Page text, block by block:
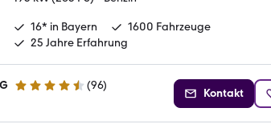
16* in Bayern
1600 Fahrzeuge
25 Jahre Erfahrung
4.7 Sterne (96)
Kontakt